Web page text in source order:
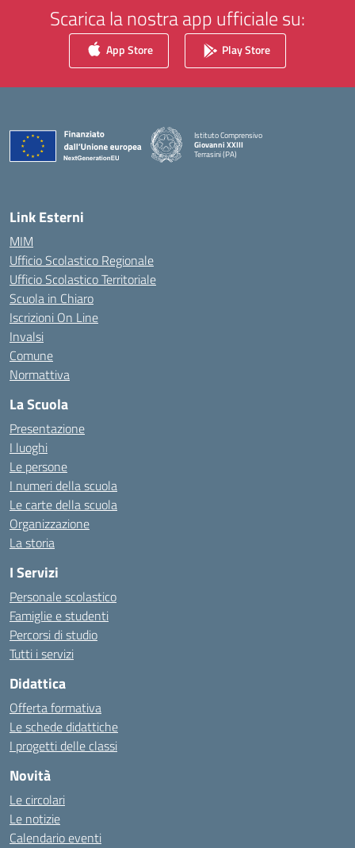
Scarica la nostra app ufficiale su:
App Store Play Store
Istituto Comprensivo
Giovanni XXIII
Terrasini (PA)
Link Esterni
MIM
Ufficio Scolastico Regionale
Ufficio Scolastico Territoriale
Scuola in Chiaro
Iscrizioni On Line
Invalsi
Comune
Normattiva
La Scuola
Presentazione
I luoghi
Le persone
I numeri della scuola
Le carte della scuola
Organizzazione
La storia
I Servizi
Personale scolastico
Famiglie e studenti
Percorsi di studio
Tutti i servizi
Didattica
Offerta formativa
Le schede didattiche
I progetti delle classi
Novità
Le circolari
Le notizie
Calendario eventi